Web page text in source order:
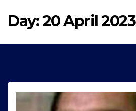
Day:20 April 2023